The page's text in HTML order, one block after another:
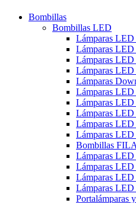
Bombillas
Bombillas LED
Lámparas
Lámparas
Lámparas LED
Lámparas LED
Lámparas
Lámparas LED
Lámparas
Lámparas
Lámparas LED
Lámparas
Bombillas
Lámparas
Lámparas LED
Lámparas LED
Lámparas
Portalámparas